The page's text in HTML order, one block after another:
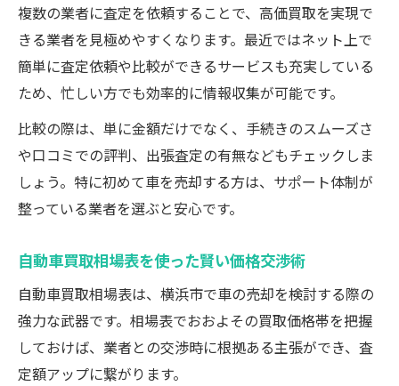
複数の業者に査定を依頼することで、高価買取を実現で
きる業者を見極めやすくなります。最近ではネット上で
簡単に査定依頼や比較ができるサービスも充実している
ため、忙しい方でも効率的に情報収集が可能です。
比較の際は、単に金額だけでなく、手続きのスムーズさ
や口コミでの評判、出張査定の有無などもチェックしま
しょう。特に初めて車を売却する方は、サポート体制が
整っている業者を選ぶと安心です。
自動車買取相場表を使った賢い価格交渉術
自動車買取相場表は、横浜市で車の売却を検討する際の
強力な武器です。相場表でおおよその買取価格帯を把握
しておけば、業者との交渉時に根拠ある主張ができ、査
定額アップに繋がります。